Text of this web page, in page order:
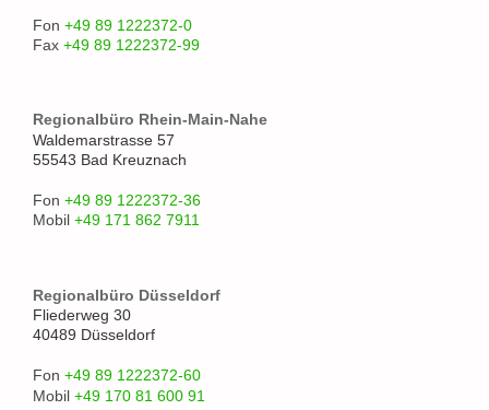
Fon +49 89 1222372-0
Fax +49 89 1222372-99
Regionalbüro Rhein-Main-Nahe
Waldemarstrasse 57
55543 Bad Kreuznach
Fon +49 89 1222372-36
Mobil +49 171 862 7911
Regionalbüro Düsseldorf
Fliederweg 30
40489 Düsseldorf
Fon +49 89 1222372-60
Mobil +49 170 81 600 91